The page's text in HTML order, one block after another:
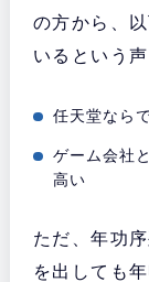
の方から、
いるという
任天堂なら
ゲーム会社
高い
ただ、年功
を出しても